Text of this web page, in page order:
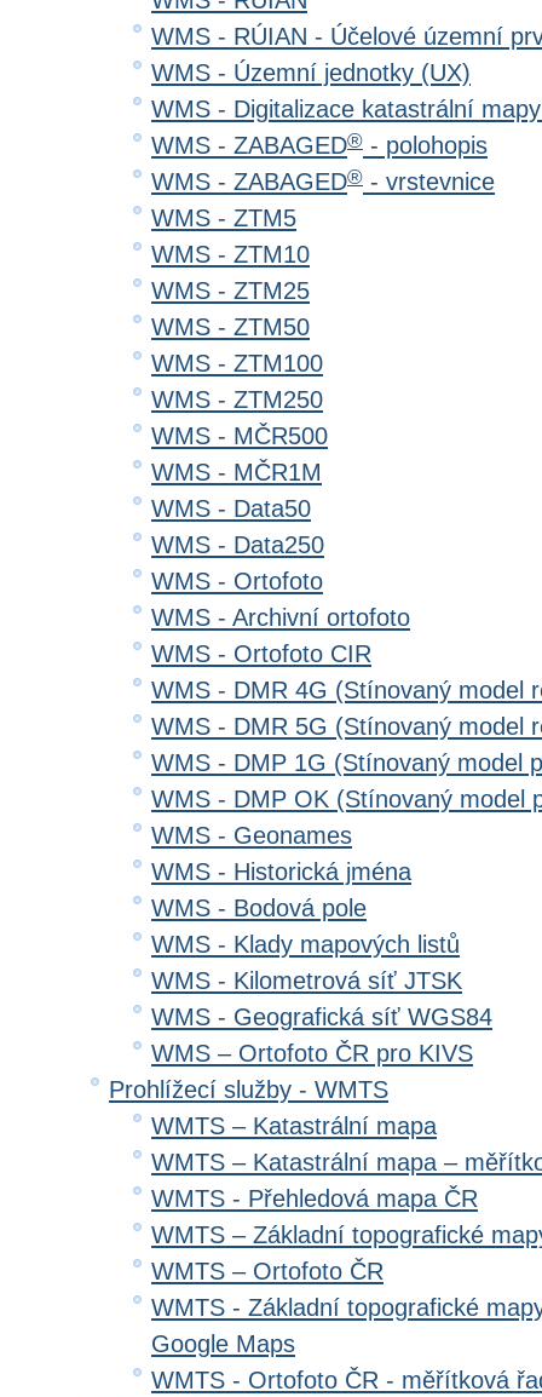
WMS - RÚIAN - Účelové územní
WMS - Územní jednotky (UX)
WMS - Digitalizace katastrální
WMS - ZABAGED® - polohopis
WMS - ZABAGED® - vrstevnice
WMS - ZTM5
WMS - ZTM10
WMS - ZTM25
WMS - ZTM50
WMS - ZTM100
WMS - ZTM250
WMS - MČR500
WMS - MČR1M
WMS - Data50
WMS - Data250
WMS - Ortofoto
WMS - Archivní ortofoto
WMS - Ortofoto CIR
WMS - DMR 4G (Stínovaný model
WMS - DMR 5G (Stínovaný model
WMS - DMP 1G (Stínovaný model
WMS - DMP OK (Stínovaný model
WMS - Geonames
WMS - Historická jména
WMS - Bodová pole
WMS - Klady mapových listů
WMS - Kilometrová síť JTSK
WMS - Geografická síť WGS84
WMS – Ortofoto ČR pro KIVS
Prohlížecí služby - WMTS
WMTS – Katastrální mapa
WMTS – Katastrální mapa –
WMTS - Přehledová mapa ČR
WMTS – Základní topografické
WMTS – Ortofoto ČR
WMTS - Základní topografické
Google Maps
WMTS - Ortofoto ČR - měřítková